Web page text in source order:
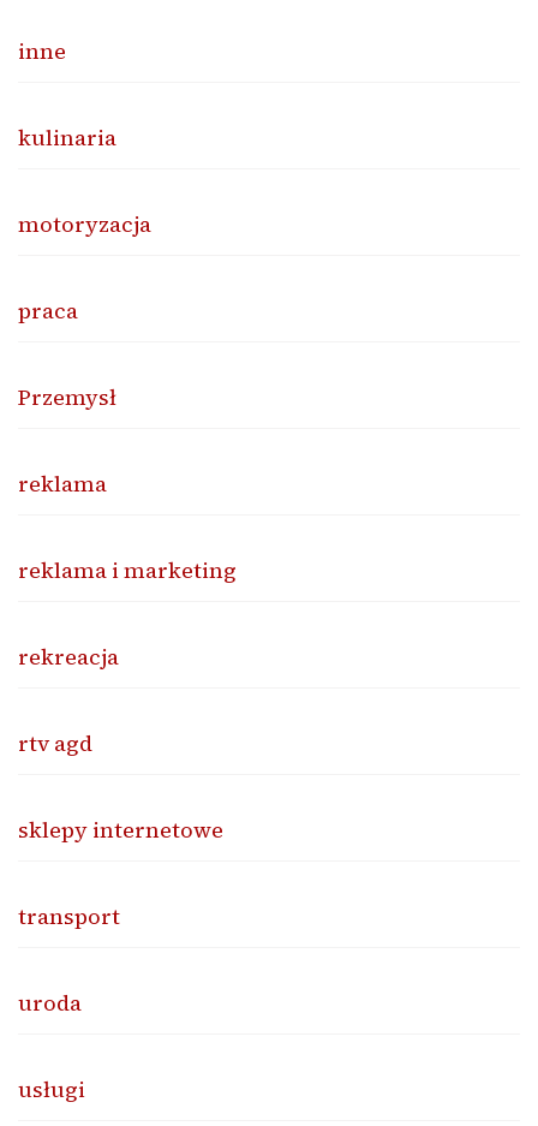
inne
kulinaria
motoryzacja
praca
Przemysł
reklama
reklama i marketing
rekreacja
rtv agd
sklepy internetowe
transport
uroda
usługi